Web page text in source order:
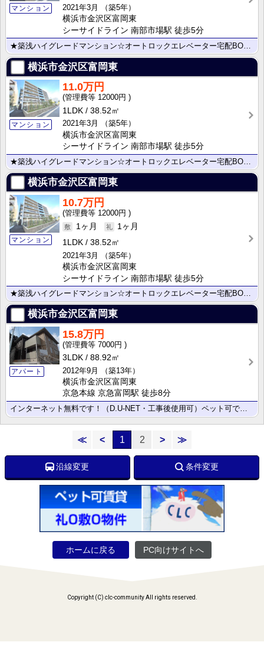
マンション
2021年3月
（築5年）
横浜市金沢区富岡東
シーサイドライン 南部市場駅 徒歩5分
横浜市金沢区富岡東
マンション
11.0万円
12000円
1LDK
38.52㎡
2021年3月
（築5年）
横浜市金沢区富岡東
シーサイドライン 南部市場駅 徒歩5分
横浜市金沢区富岡東
マンション
10.7万円
12000円
1ヶ月
1ヶ月
1LDK
38.52㎡
2021年3月
（築5年）
横浜市金沢区富岡東
シーサイドライン 南部市場駅 徒歩5分
★築浅ハイグレードマンション☆オートロックエレベーター宅配BOX★インターネット無料☆ペット相談☆シ･･･
横浜市金沢区富岡東
アパート
15.8万円
7000円
3LDK
88.92㎡
2012年9月
（築13年）
横浜市金沢区富岡東
京急本線 京急富岡駅 徒歩8分
インターネット無料です！（D.U-NET・工事後使用可）ペット可です！充実した設備仕様☆駅から徒歩圏･･･
≪ < 1 2 > ≫
沿線変更 条件変更
ホームに戻る PC向けサイトへ
Copyright (C) clc-community All rights reserved.